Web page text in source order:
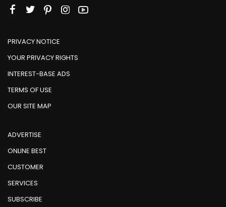
PRIVACY NOTICE
YOUR PRIVACY RIGHTS
INTEREST-BASE ADS
TERMS OF USE
OUR SITE MAP
ADVERTISE
ONLINE BEST
CUSTOMER
SERVICES
SUBSCRIBE